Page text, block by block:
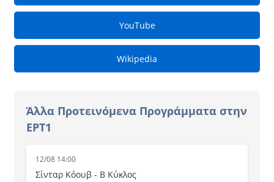
YouTube
Wikipedia
Άλλα Προτεινόμενα Προγράμματα στην
ΕΡΤ1
12/08 14:00
Σίνταρ Κόουβ - B Κύκλος